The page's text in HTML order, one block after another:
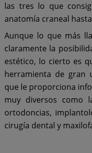
las tres lo que
anatomía craneal
Aunque lo que más
claramente la
estético, lo cierto es
herramienta de gran
que le proporciona
muy diversos como
ortodoncias,
cirugía dental y